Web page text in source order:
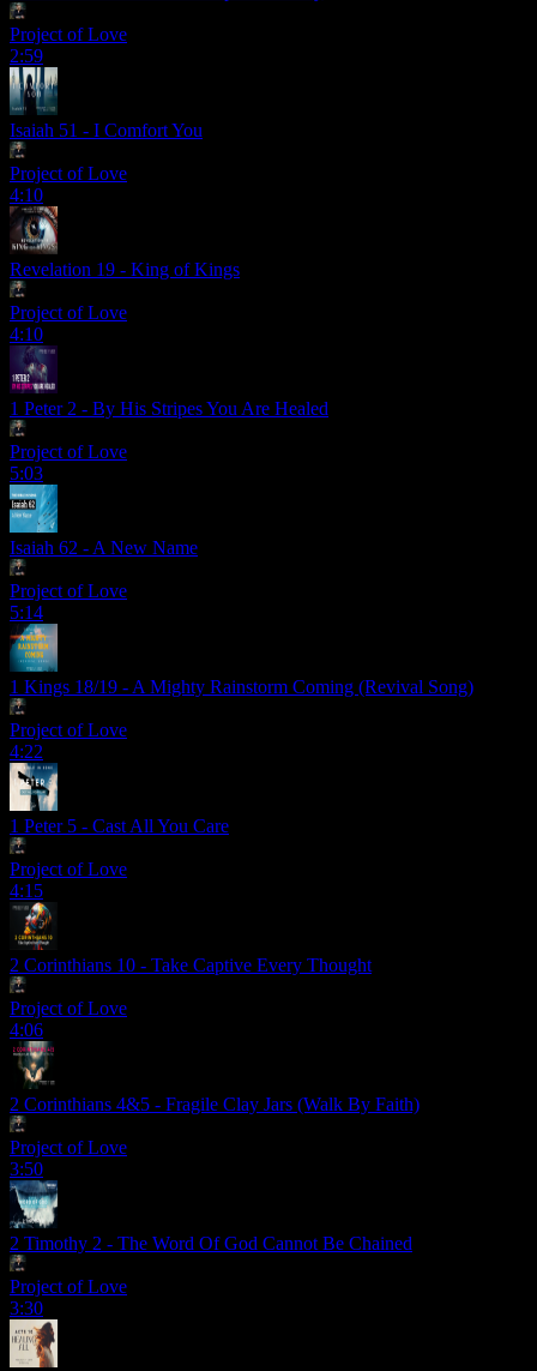
Project of Love
2:59
Isaiah 51 - I Comfort You
Project of Love
4:10
Revelation 19 - King of Kings
Project of Love
4:10
1 Peter 2 - By His Stripes You Are Healed
Project of Love
5:03
Isaiah 62 - A New Name
Project of Love
5:14
1 Kings 18/19 - A Mighty Rainstorm Coming (Revival Song)
Project of Love
4:22
1 Peter 5 - Cast All You Care
Project of Love
4:15
2 Corinthians 10 - Take Captive Every Thought
Project of Love
4:06
2 Corinthians 4&5 - Fragile Clay Jars (Walk By Faith)
Project of Love
3:50
2 Timothy 2 - The Word Of God Cannot Be Chained
Project of Love
3:30